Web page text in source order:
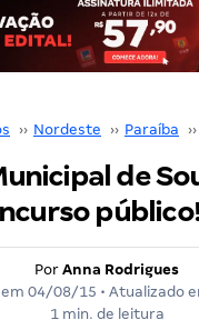
›› Nordeste ›› Paraíba ››
de
público!
Por Anna Rodrigues
04/08/15 • Atualizado
1 min. de leitura